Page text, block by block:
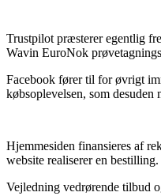
Trustpilot præsterer egentlig
Wavin EuroNok
Facebook fører til for øvrigt
købsoplevelsen, som
Hjemmesiden finansieres af
website realiserer en bestilling.
Vejledning vedrørende tilbud